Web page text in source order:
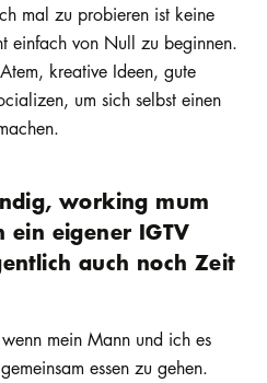
mal zu probieren ist keine
einfach von Null zu beginnen.
kreative Ideen, gute
um sich selbst einen
working mum
ein eigener IGTV
auch noch Zeit
mein Mann und ich es
essen zu gehen.